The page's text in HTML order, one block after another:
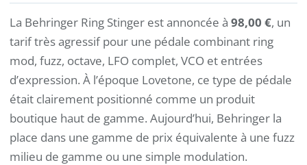
La Behringer Ring Stinger est annoncée à 98,00 €, un
tarif très agressif pour une pédale combinant ring
mod, fuzz, octave, LFO complet, VCO et entrées
d’expression. À l’époque Lovetone, ce type de pédale
était clairement positionné comme un produit
boutique haut de gamme. Aujourd’hui, Behringer la
place dans une gamme de prix équivalente à une fuzz
milieu de gamme ou une simple modulation.